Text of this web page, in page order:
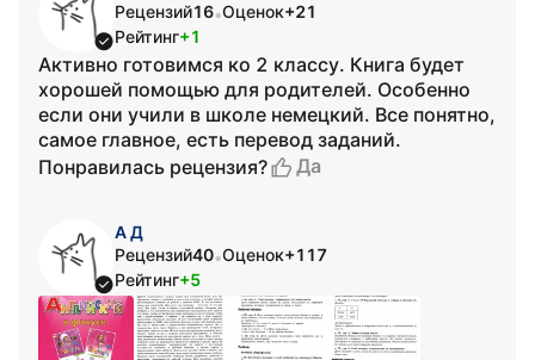
Рецензий16•Оценок+21
Рейтинг+1
Активно готовимся ко 2 классу. Книга будет
хорошей помощью для родителей. Особенно
если они учили в школе немецкий. Все понятно,
самое главное, есть перевод заданий.
Понравилась рецензия?
Да
А Д
Рецензий40•Оценок+117
Рейтинг+5